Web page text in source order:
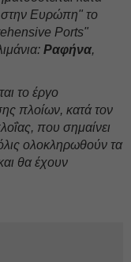
Ευρώπη" το
Ports"
Ραφήνα,
το έργο
πλοίων, κατά τον
που σημαίνει
ολοκληρωθούν τα
θα έχουν